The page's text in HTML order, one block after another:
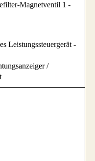
Magnetventil 1 -
Leistungssteuergerät -
/